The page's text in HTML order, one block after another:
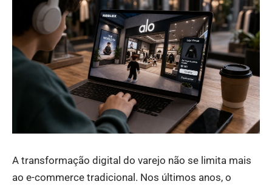
A transformação digital do varejo não se limita mais
ao e-commerce tradicional. Nos últimos anos, o